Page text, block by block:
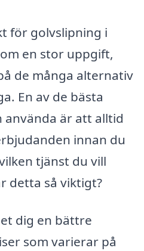
för golvslipning i
en stor uppgift,
de många alternativ
En av de bästa
är att alltid
innan du
tjänst du vill
detta så viktigt?
dig en bättre
som varierar på